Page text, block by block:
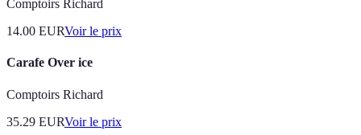
Comptoirs Richard
14.00 EURVoir le prix
Carafe Over ice
Comptoirs Richard
35.29 EURVoir le prix